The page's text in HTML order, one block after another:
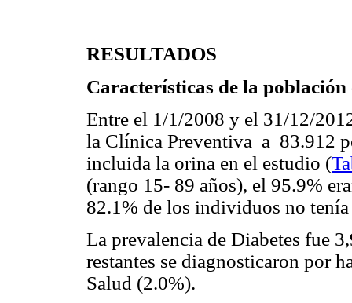
RESULTADOS
Características de la
Entre el 1/1/2008 y el 31/12/
la Clínica Preventiva a 83.912
incluida la orina en el estudio (
(rango 15- 89 años), el 95.9%
82.1% de los individuos no
La prevalencia de Diabetes fue
restantes se diagnosticaron por
Salud (2.0%).